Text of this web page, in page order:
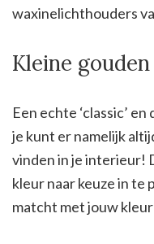
waxinelichthouders
Kleine
Een echte ‘classic’
je kunt er namelijk
vinden in je interieur!
kleur naar keuze in te
matcht met jouw